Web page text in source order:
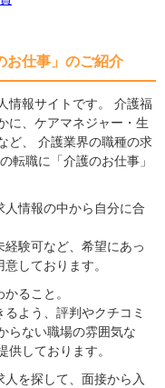
お仕事」のご紹介
情報サイトです。 介護福
に、ケアマネジャー・生
ど、 介護業界の職種の求
転職に「介護のお仕事」
情報の中から自分に合
験可など、希望にあっ
しております。
ること。
よう、評判やクチコミ
らない職場の雰囲気な
供しております。
を探して、面接から入